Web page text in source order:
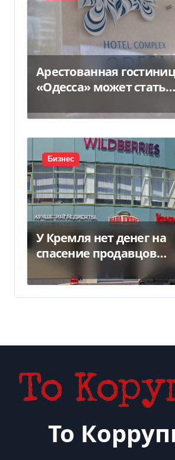
Арестованная
«Одесса» может стать
Бизнес
У Кремля нет денег на
спасение продавцов
Wildberries после атак
дронов
То